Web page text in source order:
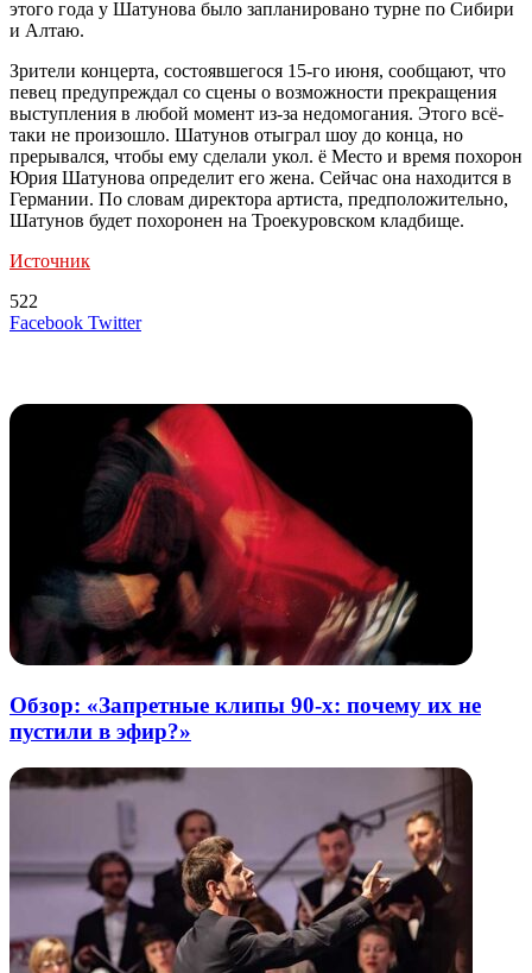
этого года у Шатунова было запланировано турне по Сибири
и Алтаю.
Зрители концерта, состоявшегося 15-го июня, сообщают, что
певец предупреждал со сцены о возможности прекращения
выступления в любой момент из-за недомогания. Этого всё-
таки не произошло. Шатунов отыграл шоу до конца, но
прерывался, чтобы ему сделали укол. ё Место и время похорон
Юрия Шатунова определит его жена. Сейчас она находится в
Германии. По словам директора артиста, предположительно,
Шатунов будет похоронен на Троекуровском кладбище.
Источник
522
Facebook TwitterLinkedIn
Tumblr
Reddit
Вконтакте
Одноклассники
Skype
Messenger
Messenger
WhatsApp
Telegram
Viber
Line
Поделиться
Печатать
Обзор: «Запретные клипы 90-х: почему их не
пустили в эфир?»